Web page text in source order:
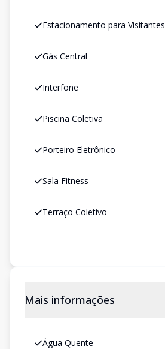
Estacionamento para Visitantes
Gás Central
Interfone
Piscina Coletiva
Porteiro Eletrônico
Sala Fitness
Terraço Coletivo
Mais informações
Água Quente